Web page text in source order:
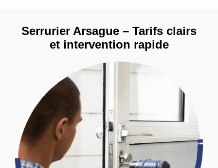
Serrurier Arsague – Tarifs clairs
et intervention rapide